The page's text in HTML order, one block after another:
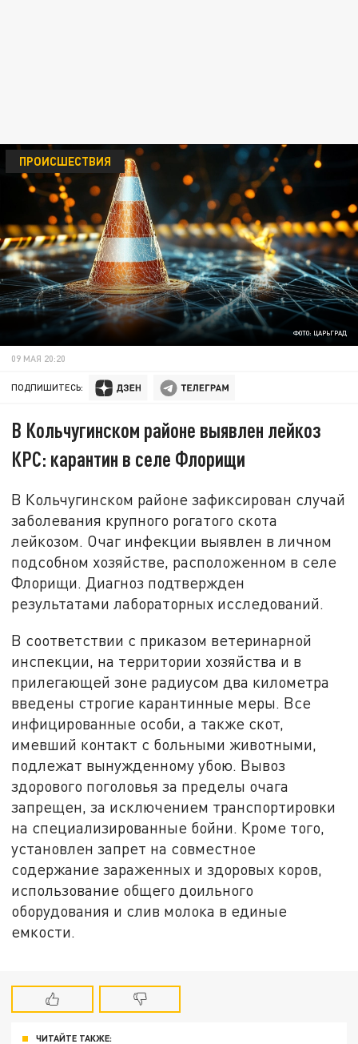
ФОТО: ЦАРЬГРАД
ПРОИСШЕСТВИЯ
09 МАЯ 20:20
ПОДПИШИТЕСЬ:
В Кольчугинском районе выявлен лейкоз
КРС: карантин в селе Флорищи
В Кольчугинском районе зафиксирован случай
заболевания крупного рогатого скота
лейкозом. Очаг инфекции выявлен в личном
подсобном хозяйстве, расположенном в селе
Флорищи. Диагноз подтвержден
результатами лабораторных исследований.
В соответствии с приказом ветеринарной
инспекции, на территории хозяйства и в
прилегающей зоне радиусом два километра
введены строгие карантинные меры. Все
инфицированные особи, а также скот,
имевший контакт с больными животными,
подлежат вынужденному убою. Вывоз
здорового поголовья за пределы очага
запрещен, за исключением транспортировки
на специализированные бойни. Кроме того,
установлен запрет на совместное
содержание зараженных и здоровых коров,
использование общего доильного
оборудования и слив молока в единые
емкости.
ЧИТАЙТЕ ТАКЖЕ: